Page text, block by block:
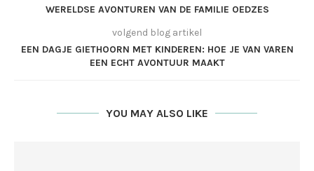
WERELDSE AVONTUREN VAN DE FAMILIE OEDZES
volgend blog artikel
EEN DAGJE GIETHOORN MET KINDEREN: HOE JE VAN VAREN
EEN ECHT AVONTUUR MAAKT
YOU MAY ALSO LIKE